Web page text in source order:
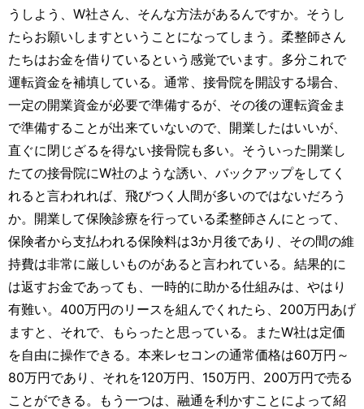
うしよう、W社さん、そんな方法があるんですか。そうし
たらお願いしますということになってしまう。柔整師さん
たちはお金を借りているという感覚でいます。多分これで
運転資金を補填している。通常、接骨院を開設する場合、
一定の開業資金が必要で準備するが、その後の運転資金ま
で準備することが出来ていないので、開業したはいいが、
直ぐに閉じざるを得ない接骨院も多い。そういった開業し
たての接骨院にW社のような誘い、バックアップをしてく
れると言われれば、飛びつく人間が多いのではないだろう
か。開業して保険診療を行っている柔整師さんにとって、
保険者から支払われる保険料は3か月後であり、その間の維
持費は非常に厳しいものがあると言われている。結果的に
は返すお金であっても、一時的に助かる仕組みは、やはり
有難い。400万円のリースを組んでくれたら、200万円あげ
ますと、それで、もらったと思っている。またW社は定価
を自由に操作できる。本来レセコンの通常価格は60万円～
80万円であり、それを120万円、150万円、200万円で売る
ことができる。もう一つは、融通を利かすことによって紹